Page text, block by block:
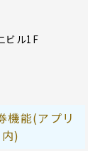
ビル1F
機能(アプリ
内)